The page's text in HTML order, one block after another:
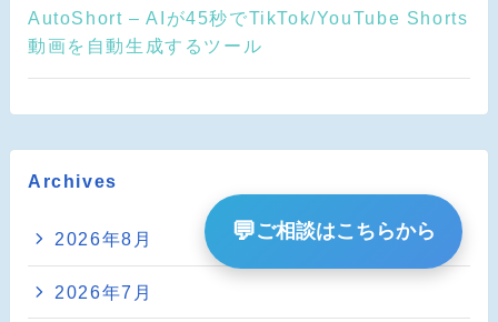
AutoShort – AIが45秒でTikTok/YouTube Shorts
動画を自動生成するツール
Archives
2026年8月
2026年7月
💬ご相談はこちらから